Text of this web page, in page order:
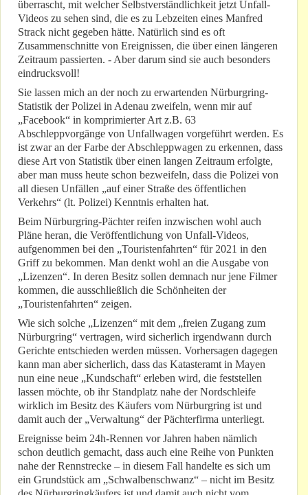
überrascht, mit welcher Selbstverständlichkeit jetzt Unfall-
Videos zu sehen sind, die es zu Lebzeiten eines Manfred
Strack nicht gegeben hätte. Natürlich sind es oft
Zusammenschnitte von Ereignissen, die über einen längeren
Zeitraum passierten. - Aber darum sind sie auch besonders
eindrucksvoll!
Sie lassen mich an der noch zu erwartenden Nürburgring-
Statistik der Polizei in Adenau zweifeln, wenn mir auf
„Facebook“ in komprimierter Art z.B. 63
Abschleppvorgänge von Unfallwagen vorgeführt werden. Es
ist zwar an der Farbe der Abschleppwagen zu erkennen, dass
diese Art von Statistik über einen langen Zeitraum erfolgte,
aber man muss heute schon bezweifeln, dass die Polizei von
all diesen Unfällen „auf einer Straße des öffentlichen
Verkehrs“ (lt. Polizei) Kenntnis erhalten hat.
Beim Nürburgring-Pächter reifen inzwischen wohl auch
Pläne heran, die Veröffentlichung von Unfall-Videos,
aufgenommen bei den „Touristenfahrten“ für 2021 in den
Griff zu bekommen. Man denkt wohl an die Ausgabe von
„Lizenzen“. In deren Besitz sollen demnach nur jene Filmer
kommen, die ausschließlich die Schönheiten der
„Touristenfahrten“ zeigen.
Wie sich solche „Lizenzen“ mit dem „freien Zugang zum
Nürburgring“ vertragen, wird sicherlich irgendwann durch
Gerichte entschieden werden müssen. Vorhersagen dagegen
kann man aber sicherlich, dass das Katasteramt in Mayen
nun eine neue „Kundschaft“ erleben wird, die feststellen
lassen möchte, ob ihr Standplatz nahe der Nordschleife
wirklich im Besitz des Käufers vom Nürburgring ist und
damit auch der „Verwaltung“ der Pächterfirma unterliegt.
Ereignisse beim 24h-Rennen vor Jahren haben nämlich
schon deutlich gemacht, dass auch eine Reihe von Punkten
nahe der Rennstrecke – in diesem Fall handelte es sich um
ein Grundstück am „Schwalbenschwanz“ – nicht im Besitz